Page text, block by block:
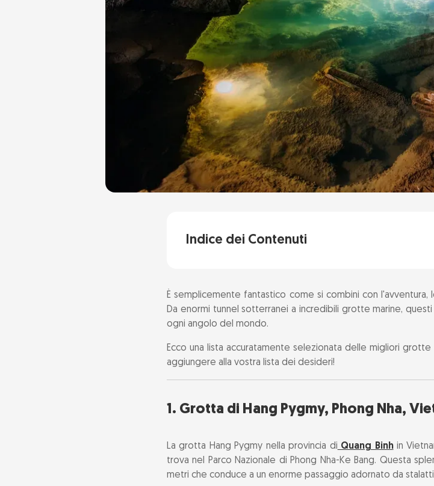
Indice dei Contenuti
2. Grotte di ghiaccio di Mendenhall, Alaska,
4. Grotta di Fingal, Scozia
7. Grotta della Flauto di Canna, Cina
È semplicemente fantastico come si combini con
Da enormi tunnel sotterranei a incredibili grotte marine,
ogni angolo del mondo.
Ecco una lista accuratamente selezionata delle migliori
aggiungere alla vostra lista dei desideri!
1. Grotta di Hang Pygmy, Phong Nha,
La grotta Hang Pygmy nella provincia di Quang Binhin
trova nel Parco Nazionale di Phong Nha-Ke Bang. Questa
metri che conduce a un enorme passaggio adornato da